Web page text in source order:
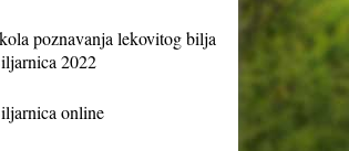
poznavanja lekovitog bilja
2022
online